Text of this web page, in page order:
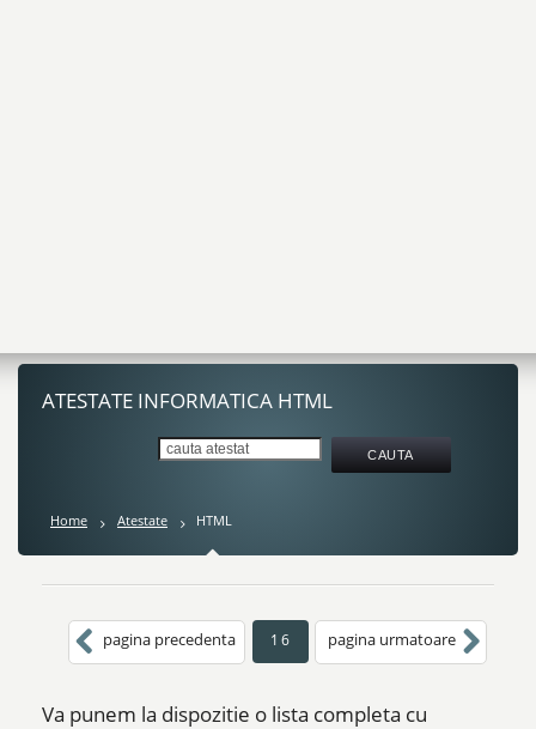
ATESTATE INFORMATICA HTML
Home Atestate HTML
pagina precedenta 16 pagina urmatoare
Va punem la dispozitie o lista completa cu